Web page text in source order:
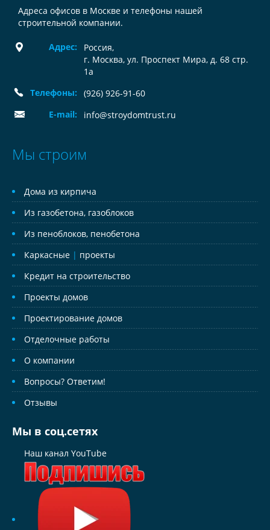
Адреса офисов в Москве и телефоны нашей
строительной компании.
Адрес: Россия,
г. Москва, ул. Проспект Мира, д. 68 стр.
1а
Телефоны:
(926) 926-91-60
E-mail:
info@stroydomtrust.ru
Мы строим
Дома из кирпича
Из газобетона, газоблоков
Из пеноблоков, пенобетона
Каркасные | проекты
Кредит на строительство
Проекты домов
Проектирование домов
Отделочные работы
О компании
Вопросы? Ответим!
Отзывы
Мы в соц.сетях
Наш канал YouTube